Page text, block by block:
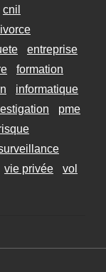
cnil
entreprise
formation
informatique
pme
vie privée
vol